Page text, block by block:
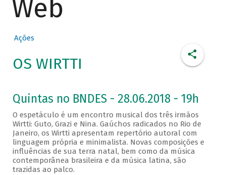
Web
Ações
OS WIRTTI
Quintas no BNDES - 28.06.2018 - 19h
O espetáculo é um encontro musical dos três irmãos
Wirtti: Guto, Grazi e Nina. Gaúchos radicados no Rio de
Janeiro, os Wirtti apresentam repertório autoral com
linguagem própria e minimalista. Novas composições e
influências de sua terra natal, bem como da música
contemporânea brasileira e da música latina, são
trazidas ao palco.